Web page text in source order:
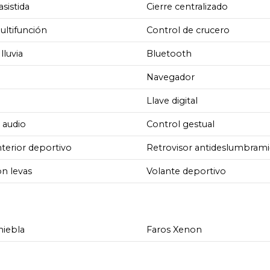
Cierre centralizado
Control de crucero
Bluetooth
Navegador
Llave digital
Control gestual
deportivo Retrovisor
levas Volante deportivo
Faros Xenon